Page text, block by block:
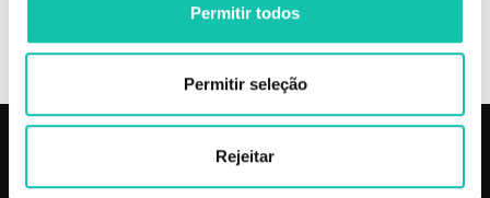
Permitir todos
Permitir seleção
Rejeitar
COSMÉTICA CLICK